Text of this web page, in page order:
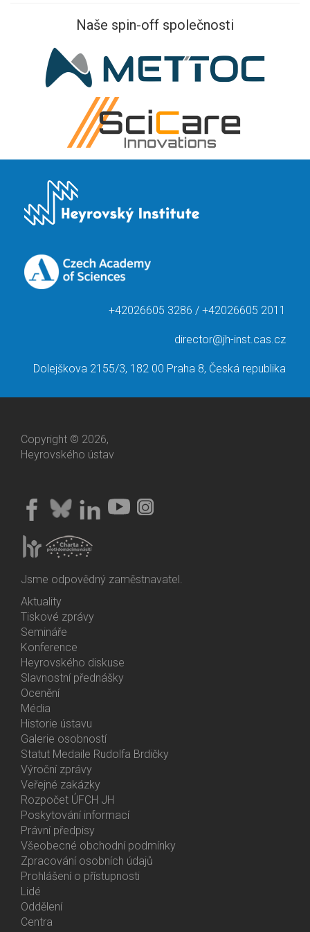
Naše spin-off společnosti
+42026605 3286 / +42026605 2011
director@jh-inst.cas.cz
Dolejškova 2155/3, 182 00 Praha 8, Česká republika
Copyright © 2026,
Heyrovského ústav
Jsme odpovědný zaměstnavatel.
Bottom
Menu
Activities
Aktuality
Tiskové zprávy
Semináře
Konference
Heyrovského diskuse
Slavnostní přednášky
Ocenění
Média
Historie ústavu
Galerie osobností
Statut Medaile Rudolfa Brdičky
Bottom
Menu
About
Us
Výroční zprávy
Veřejné zakázky
Rozpočet ÚFCH JH
Poskytování informací
Právní předpisy
Všeobecné obchodní podmínky
Zpracování osobních údajů
Prohlášení o přístupnosti
Bottom
Menu
Lidé
Oddělení
Centra